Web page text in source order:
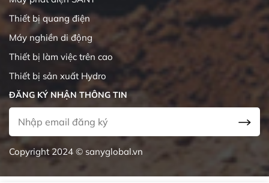
Thiết bị quang điện
Máy nghiền di động
Thiết bị làm việc trên cao
Thiết bị sản xuất Hydro
ĐĂNG KÝ NHẬN THÔNG TIN
Copyright 2024 © sanyglobal.vn